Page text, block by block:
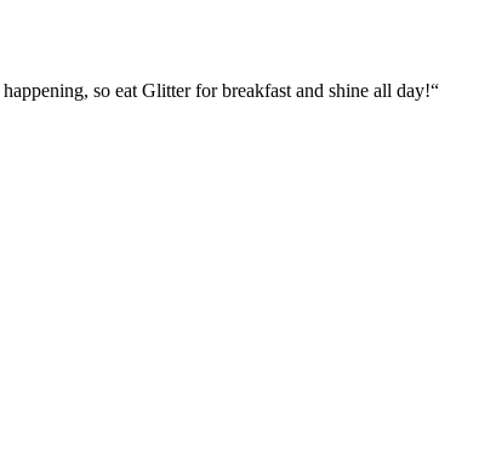
so eat Glitter for breakfast and shine all day!“